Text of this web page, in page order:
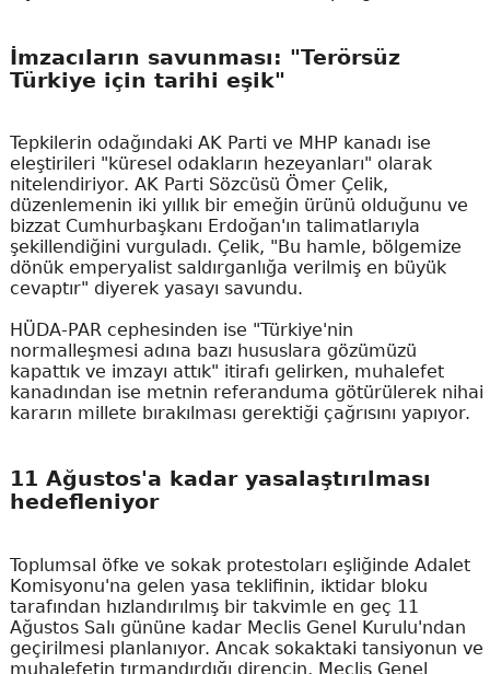
İmzacıların savunması: "Terörsüz
Türkiye için tarihi eşik"
Tepkilerin odağındaki AK Parti ve MHP kanadı ise
eleştirileri "küresel odakların hezeyanları" olarak
nitelendiriyor. AK Parti Sözcüsü Ömer Çelik,
düzenlemenin iki yıllık bir emeğin ürünü olduğunu ve
bizzat Cumhurbaşkanı Erdoğan'ın talimatlarıyla
şekillendiğini vurguladı. Çelik, "Bu hamle, bölgemize
dönük emperyalist saldırganlığa verilmiş en büyük
cevaptır" diyerek yasayı savundu.
HÜDA-PAR cephesinden ise "Türkiye'nin
normalleşmesi adına bazı hususlara gözümüzü
kapattık ve imzayı attık" itirafı gelirken, muhalefet
kanadından ise metnin referanduma götürülerek nihai
kararın millete bırakılması gerektiği çağrısını yapıyor.
11 Ağustos'a kadar yasalaştırılması
hedefleniyor
Toplumsal öfke ve sokak protestoları eşliğinde Adalet
Komisyonu'na gelen yasa teklifinin, iktidar bloku
tarafından hızlandırılmış bir takvimle en geç 11
Ağustos Salı gününe kadar Meclis Genel Kurulu'ndan
geçirilmesi planlanıyor. Ancak sokaktaki tansiyonun ve
muhalefetin tırmandırdığı direncin, Meclis Genel